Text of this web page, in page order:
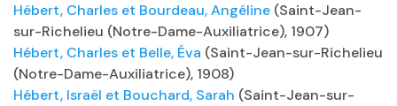
Hébert, Charles et Bourdeau, Angéline (Saint-Jean-
sur-Richelieu (Notre-Dame-Auxiliatrice), 1907)
Hébert, Charles et Belle, Éva (Saint-Jean-sur-Richelieu
(Notre-Dame-Auxiliatrice), 1908)
Hébert, Israël et Bouchard, Sarah (Saint-Jean-sur-